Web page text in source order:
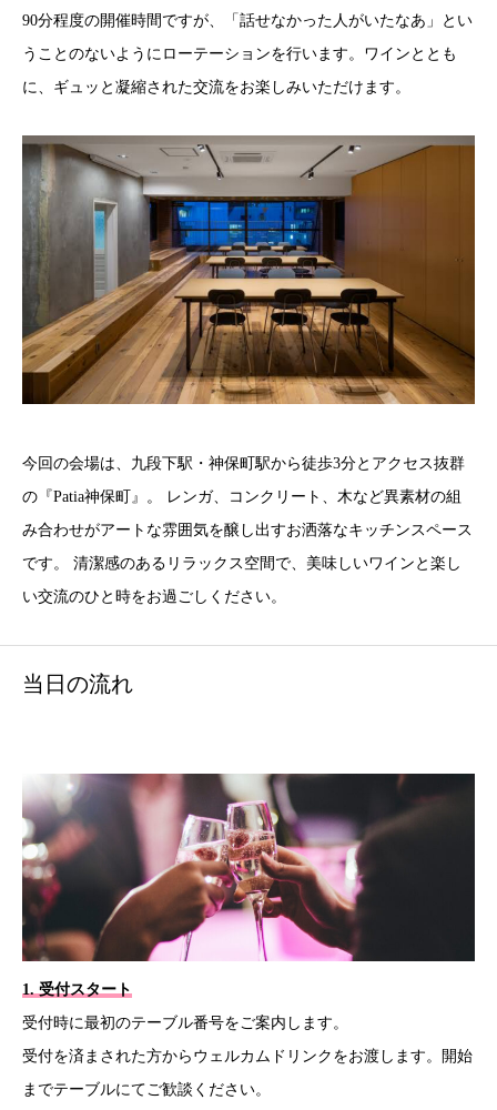
90分程度の開催時間ですが、「話せなかった人がいたなあ」とい
うことのないようにローテーションを行います。ワインととも
に、ギュッと凝縮された交流をお楽しみいただけます。
今回の会場は、九段下駅・神保町駅から徒歩3分とアクセス抜群
の『Patia神保町』。 レンガ、コンクリート、木など異素材の組
み合わせがアートな雰囲気を醸し出すお洒落なキッチンスペース
です。 清潔感のあるリラックス空間で、美味しいワインと楽し
い交流のひと時をお過ごしください。
当日の流れ
1. 受付スタート
受付時に最初のテーブル番号をご案内します。
受付を済まされた方からウェルカムドリンクをお渡します。開始
までテーブルにてご歓談ください。